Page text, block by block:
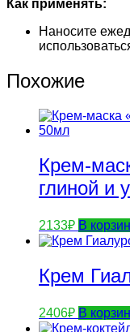
Как применять:
Наносите
Похожие
Крем-
глиной и
2133₽ В
Крем
2406₽ В